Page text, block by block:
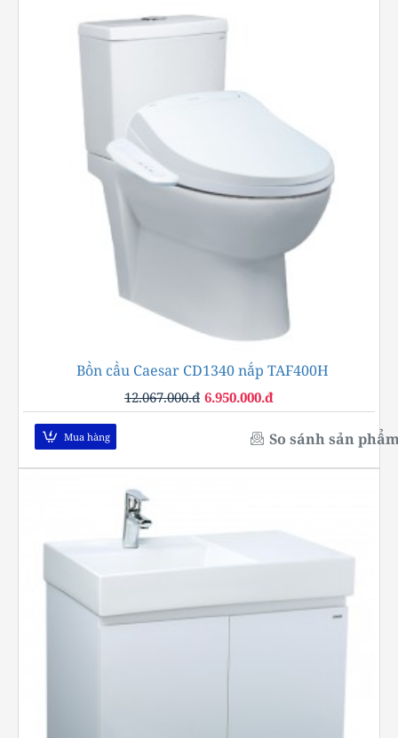
Bồn cầu Caesar CD1340 nắp TAF400H
6.950.000.đ
12.067.000.đ
Mua hàng So sánh sản